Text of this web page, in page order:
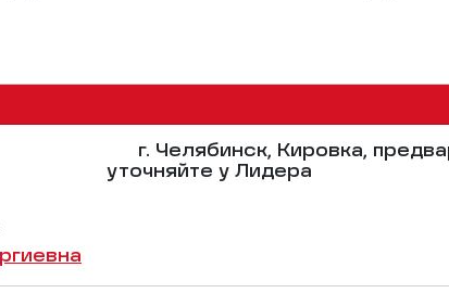
г. Челябинск, Кировка,
уточняйте у Лидера